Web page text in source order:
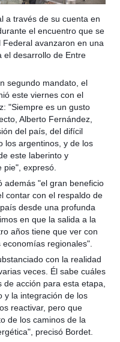
a través de su cuenta en
el encuentro que se
avanzaron en una
el desarrollo de Entre
segundo mandato, el
este viernes con el
"Siempre es un gusto
Alberto Fernández,
del país, del difícil
los argentinos, y de los
este laberinto y
expresó.
además "el gran beneficio
contar con el respaldo de
desde una profunda
en que la salida a la
años tiene que ver con
regionales".
con la realidad
veces. Él sabe cuáles
acción para esta etapa,
y la integración de los
reactivar, pero que
de los caminos de la
precisó Bordet.